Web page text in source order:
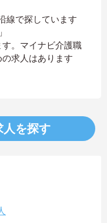
線で探しています
す。マイナビ介護職
求人はあります
人を探す